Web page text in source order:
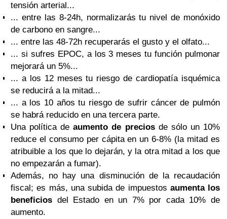
tensión arterial...
... entre las 8-24h, normalizarás tu nivel de monóxido
de carbono en sangre...
... entre las 48-72h recuperarás el gusto y el olfato...
... si sufres EPOC, a los 3 meses tu función pulmonar
mejorará un 5%...
... a los 12 meses tu riesgo de cardiopatía isquémica
se reducirá a la mitad...
... a los 10 años tu riesgo de sufrir cáncer de pulmón
se habrá reducido en una tercera parte.
Una política deaumento de preciosde sólo un 10%
reduce el consumo per cápita en un 6-8% (la mitad es
atribuible a los que lo dejarán, y la otra mitad a los que
no empezarán a fumar).
Además, no hay una disminución de la recaudación
fiscal; es más, una subida de impuestos aumenta los
beneficios del Estado en un 7% por cada 10% de
aumento.